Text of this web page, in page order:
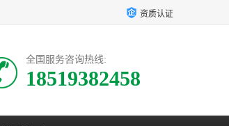
资质认证
全国服务咨询热线:
18519382458